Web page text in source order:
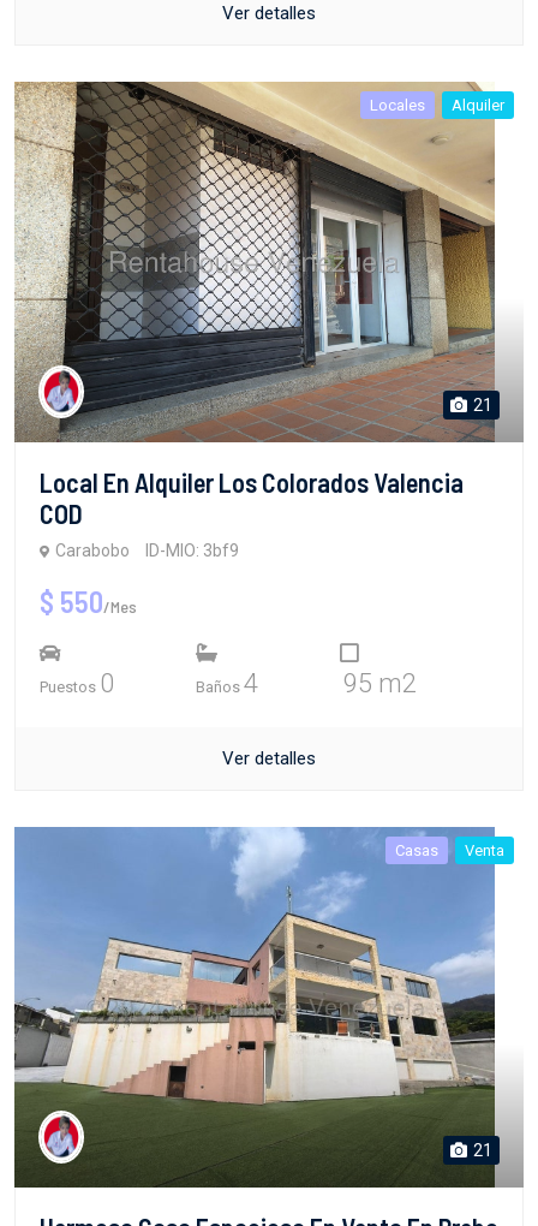
Ver detalles
Locales Alquiler
21
Local En Alquiler Los Colorados Valencia
COD
Carabobo ID-MIO: 3bf9
$ 550/Mes
Puestos 0 Baños 4 95 m2
Ver detalles
Casas Venta
21